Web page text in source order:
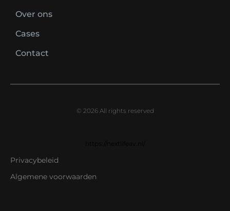
Over ons
Cases
Contact
© 2026 All rights reserved
Privacybeleid
Algemene voorwaarden